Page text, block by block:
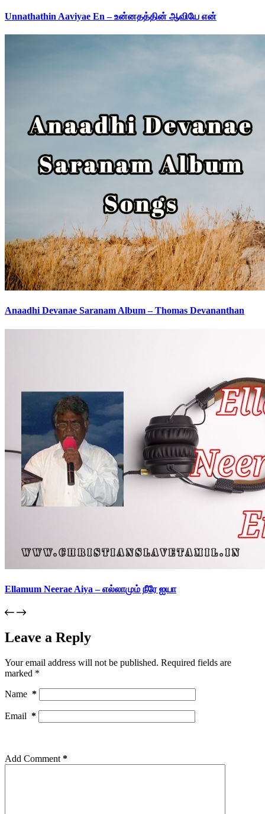
Unnathathin Aaviyae En – உன்னதத்தின் ஆவியே என்
Anaadhi Devanae Saranam Album – Thomas Devananthan
Ellamum Neerae Aiya – எல்லாமும் நீரே ஐயா
Leave a Reply
Your email address will not be published. Required fields are
marked *
Name *
Email *
Add Comment *